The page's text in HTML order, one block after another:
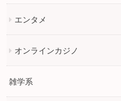
エンタメ
オンラインカジノ
雑学系